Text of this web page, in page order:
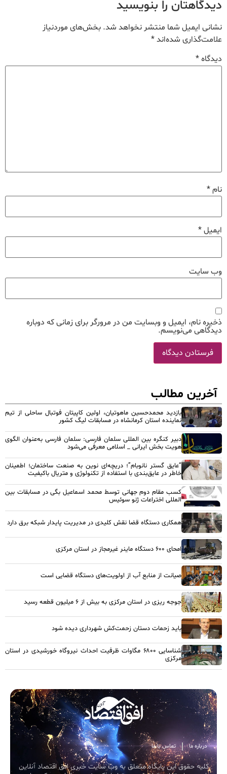
دیدگاهتان را بنویسید
نشانی ایمیل شما منتشر نخواهد شد. بخش‌های موردنیاز
علامت‌گذاری شده‌اند*
دیدگاه*
نام*
ایمیل*
وب‌ سایت
ذخیره نام، ایمیل و وبسایت من در مرورگر برای زمانی که دوباره
دیدگاهی می‌نویسم.
آخرین مطالب
بازدید محمدحسین ماهوتیان، اولین کاپیتان فوتبال ساحلی از تیم
نماینده استان کرمانشاه در مسابقات لیگ کشور
دبیر کنگره بین المللی سلمان فارسی: سلمان فارسی به‌عنوان الگوی
هویت بخش ایرانی _ اسلامی معرفی می‌شود
“عایق گستر نانوبام”؛ دریچه‌ای نوین به صنعت ساختمان؛ اطمینان
خاطر در عایق‌بندی با استفاده از تکنولوژی و متریال باکیفیت
کسب مقام دوم جهانی توسط محمد اسماعیل بگی در مسابقات بین
المللی اختراعات ژنو سوئیس
همکاری دستگاه قضا نقش کلیدی در مدیریت پایدار شبکه برق دارد
امحای ۶۰۰ دستگاه ماینر غیرمجاز در استان مرکزی
صیانت از منابع آب از اولویت‌های دستگاه قضایی است
جوجه ریزی در استان مرکزی به بیش از ۶ میلیون قطعه رسید
باید زحمات دستان زحمت‌کش شهرداری دیده شود
شناسایی ۶۸۰۰ مگاوات ظرفیت احداث نیروگاه خورشیدی در استان
مرکزی
درباره ما تماس با ما
کلیه حقوق این پایگاه متعلق به وب سایت خبری افق اقتصاد آنلاین